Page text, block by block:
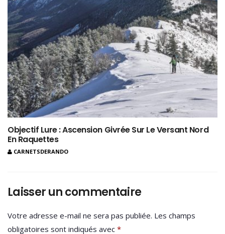
Objectif Lure : Ascension Givrée Sur Le Versant Nord
En Raquettes
CARNETSDERANDO
Laisser un commentaire
Votre adresse e-mail ne sera pas publiée. Les champs
obligatoires sont indiqués avec *